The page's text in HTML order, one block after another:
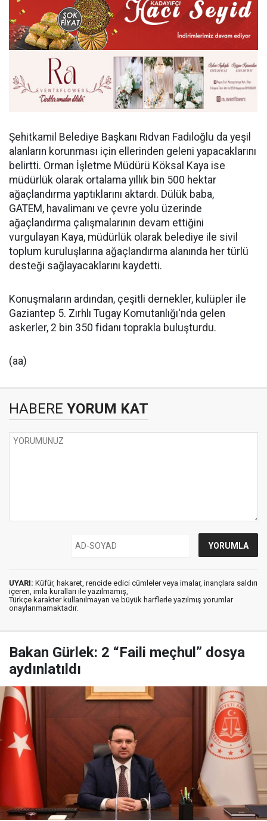
Şehitkamil Belediye Başkanı Rıdvan Fadıloğlu da yeşil
alanların korunması için ellerinden geleni yapacaklarını
belirtti. Orman İşletme Müdürü Köksal Kaya ise
müdürlük olarak ortalama yıllık bin 500 hektar
ağaçlandırma yaptıklarını aktardı. Dülük baba,
GATEM, havalimanı ve çevre yolu üzerinde
ağaçlandırma çalışmalarının devam ettiğini
vurgulayan Kaya, müdürlük olarak belediye ile sivil
toplum kuruluşlarına ağaçlandırma alanında her türlü
desteği sağlayacaklarını kaydetti.
Konuşmaların ardından, çeşitli dernekler, kulüpler ile
Gaziantep 5. Zırhlı Tugay Komutanlığı'nda gelen
askerler, 2 bin 350 fidanı toprakla buluşturdu.
(aa)
HABERE YORUM KAT
UYARI: Küfür, hakaret, rencide edici cümleler veya imalar, inançlara saldırı
içeren, imla kuralları ile yazılmamış,
Türkçe karakter kullanılmayan ve büyük harflerle yazılmış yorumlar
onaylanmamaktadır.
Bakan Gürlek: 2 “Faili meçhul” dosya
aydınlatıldı